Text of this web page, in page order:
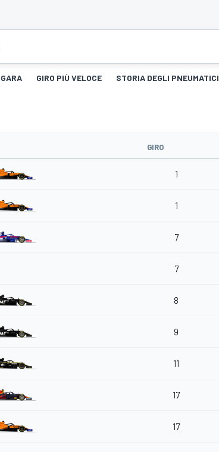
GARA GIRO PIÙ VELOCE STORIA DEGLI PNEUMATICI
GIRO
1
1
7
7
8
9
11
17
17